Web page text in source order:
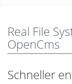
Real File
OpenCms
Schneller